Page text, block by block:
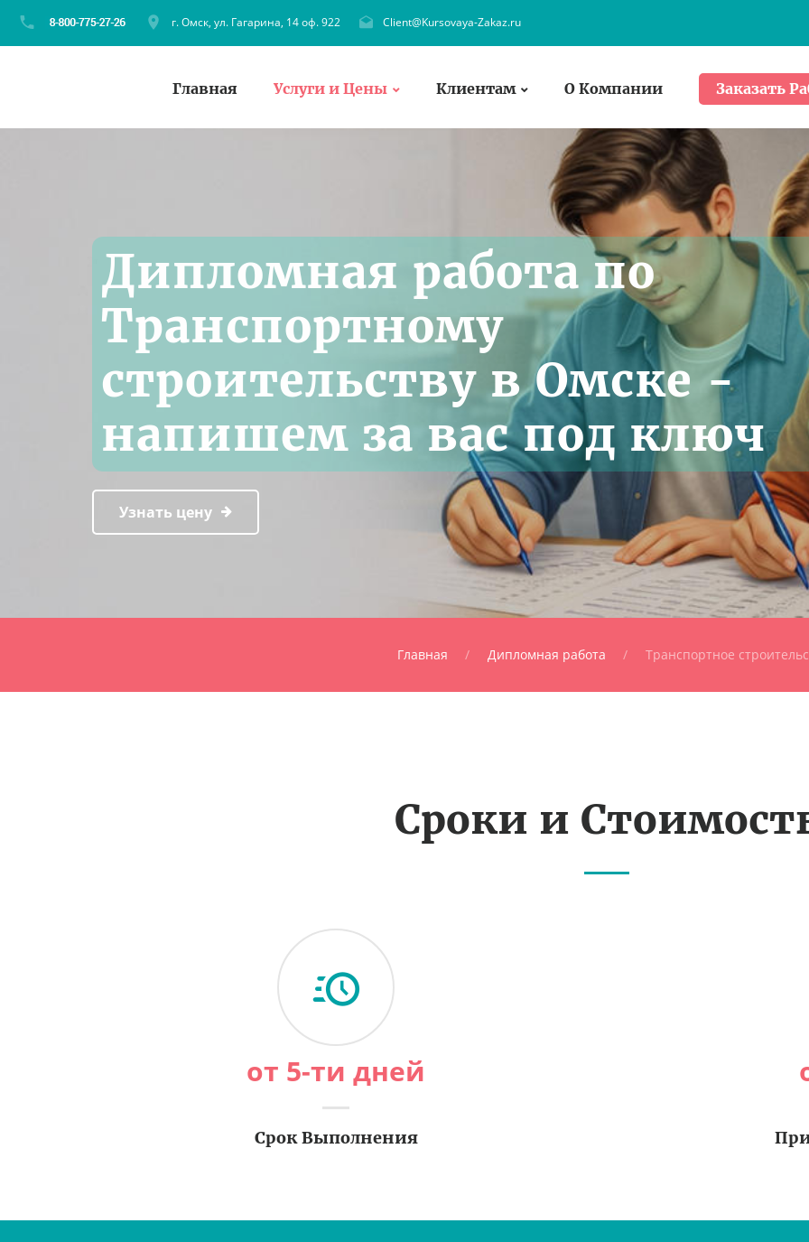
г. Омск, ул. Гагарина, 14 оф. 922 Client@Kursovaya-Zakaz.ru
Главная Услуги и Цены Клиентам О Компании Заказать
Дипломная работа по
Транспортному
строительству в Омске -
напишем за вас под ключ
Узнать цену
Главная Дипломная работа Транспортное
Сроки и
от 5-ти дней
Срок Выполнения